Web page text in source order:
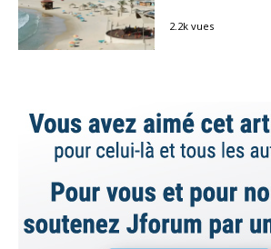
2.2k vues